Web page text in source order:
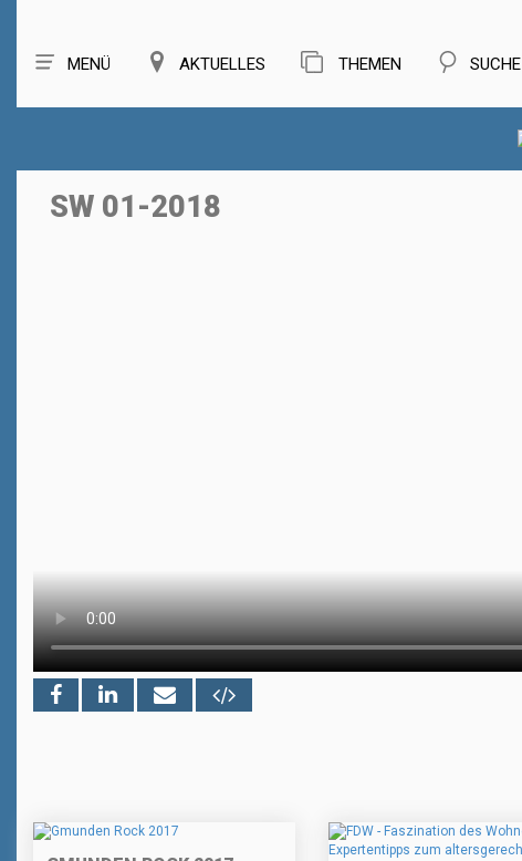
MENÜ AKTUELLES THEMEN SUCHE
SW 01-2018